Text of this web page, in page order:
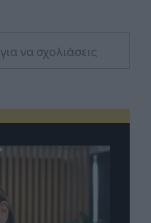
να σχολιάσεις